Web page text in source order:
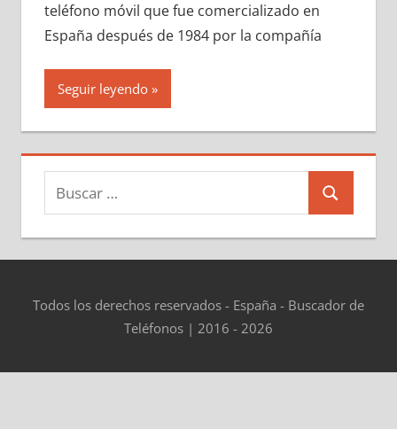
teléfono móvil quе fue comercializado en
España después dе 1984 pοr la compañía
Seguir leyendo
Buscar:
Buscar
Todos los derechos reservados - España - Buscador de
Teléfonos | 2016 - 2026